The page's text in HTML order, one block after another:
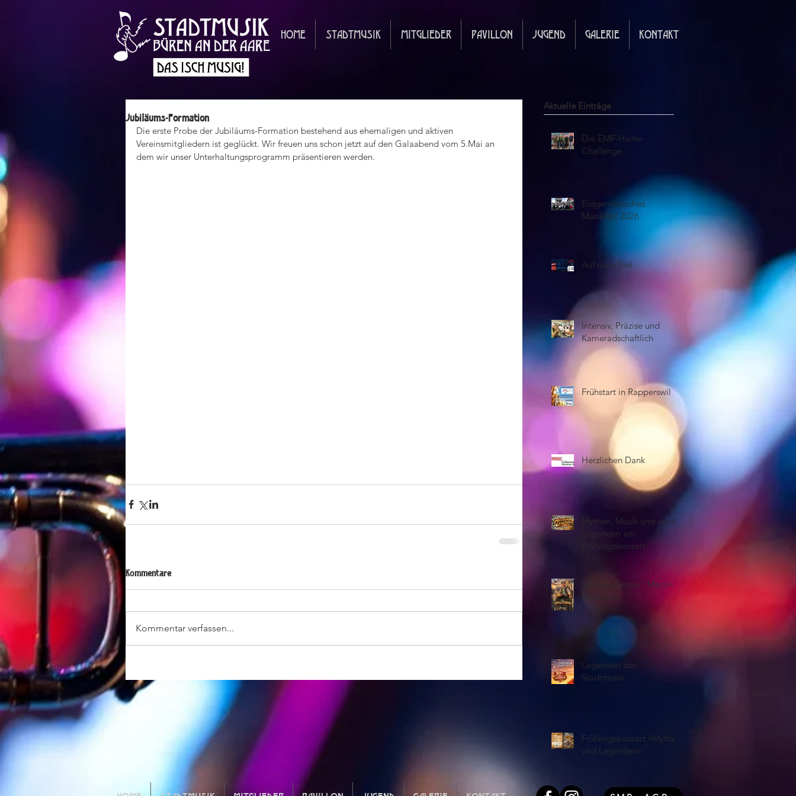
HOME STADTMUSIK MITGLIEDER PAVILLON JUGEND GALERIE KONTAKT
Jubiläums-Formation
Die erste Probe der Jubiläums-Formation bestehend aus ehemaligen und aktiven
Vereinsmitgliedern ist geglückt. Wir freuen uns schon jetzt auf den Galaabend vom 5.Mai an
dem wir unser Unterhaltungsprogramm präsentieren werden.
Kommentare
Kommentar verfassen...
Aktuelle Einträge
Die EMF-Helfer-
Challenge
Eidgenössisches
Musikfest 2026
Auf nach Biel
Intensiv, Präzise und
Kameradschaftlich
Frühstart in Rapperswil
Herzlichen Dank
Mythen, Musik und echte
Legenden am
Frühlingskonzert
„Gipfelstürmer“ Martin
Legenden der
Stadtmusik
Frühlingskonzert «Mythen
und Legenden»